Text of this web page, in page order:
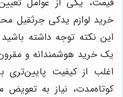
خرید لوازم یدکی جرثقیل
این نکته توجه داشته
یک خرید هوشمندانه و
اغلب از کیفیت
کوتاه‌مدت، نیاز به